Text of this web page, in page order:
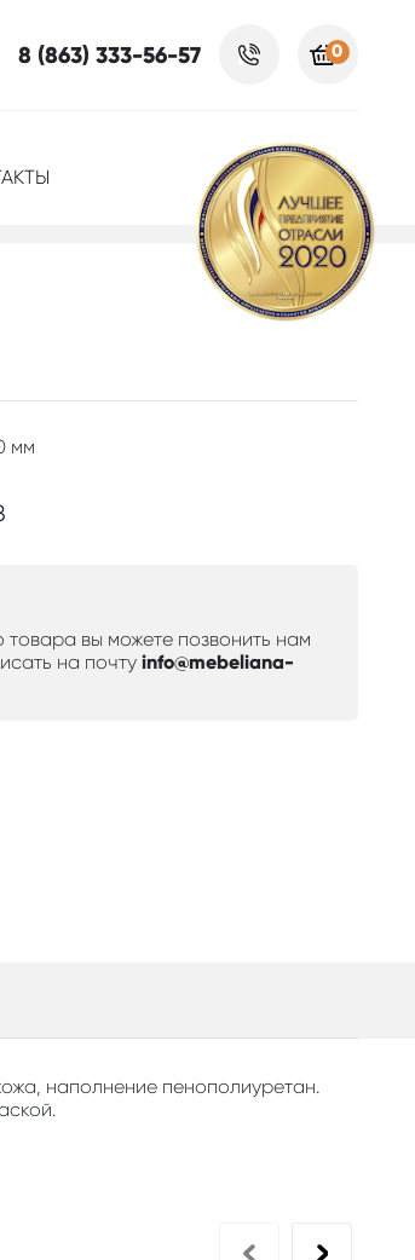
8 (863) 333-56-57 0
мм
вы можете позвонить нам
на почту info@mebeliana-
наполнение пенополиуретан.